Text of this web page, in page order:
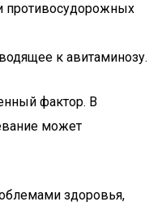
противосудорожных
к авитаминозу.
фактор. В
может
здоровья,